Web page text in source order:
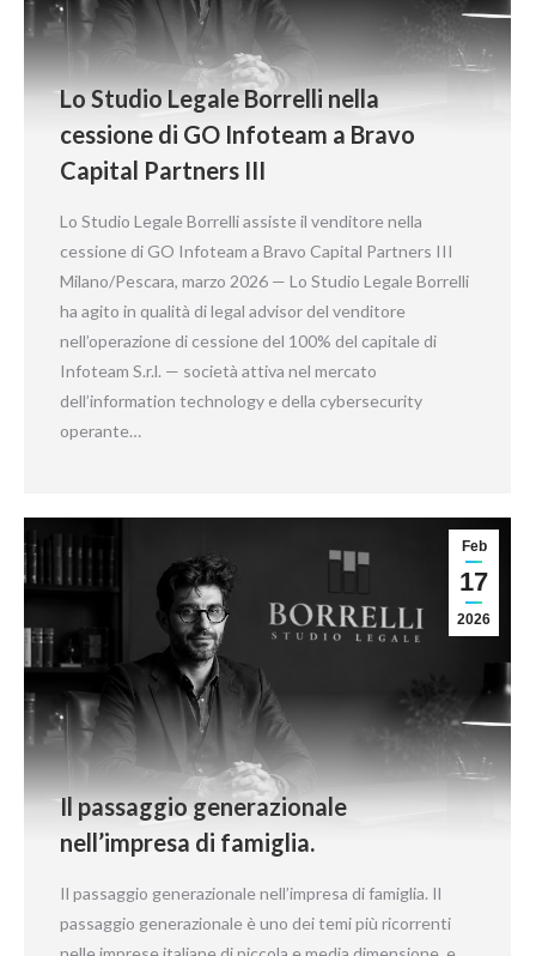
Lo Studio Legale Borrelli nella
cessione di GO Infoteam a Bravo
Capital Partners III
Lo Studio Legale Borrelli assiste il venditore nella
cessione di GO Infoteam a Bravo Capital Partners III
Milano/Pescara, marzo 2026 — Lo Studio Legale Borrelli
ha agito in qualità di legal advisor del venditore
nell’operazione di cessione del 100% del capitale di
Infoteam S.r.l. — società attiva nel mercato
dell’information technology e della cybersecurity
operante…
Feb
17
2026
Il passaggio generazionale
nell’impresa di famiglia.
Il passaggio generazionale nell’impresa di famiglia. Il
passaggio generazionale è uno dei temi più ricorrenti